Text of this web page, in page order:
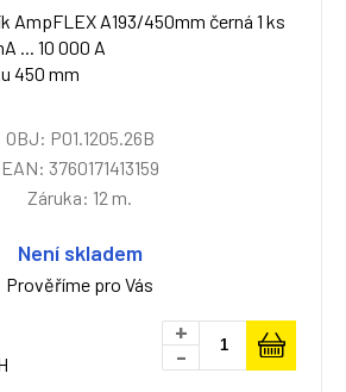
AmpFLEX A193/450mm černá 1 ks
... 10 000 A
450 mm
OBJ: P01.1205.26B
EAN: 3760171413159
Záruka: 12 m.
Není skladem
Prověříme pro Vás
+
-